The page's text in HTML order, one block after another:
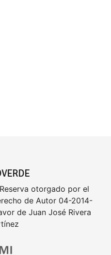
otorgado por el
de Autor 04-2014-
de Juan José Rivera